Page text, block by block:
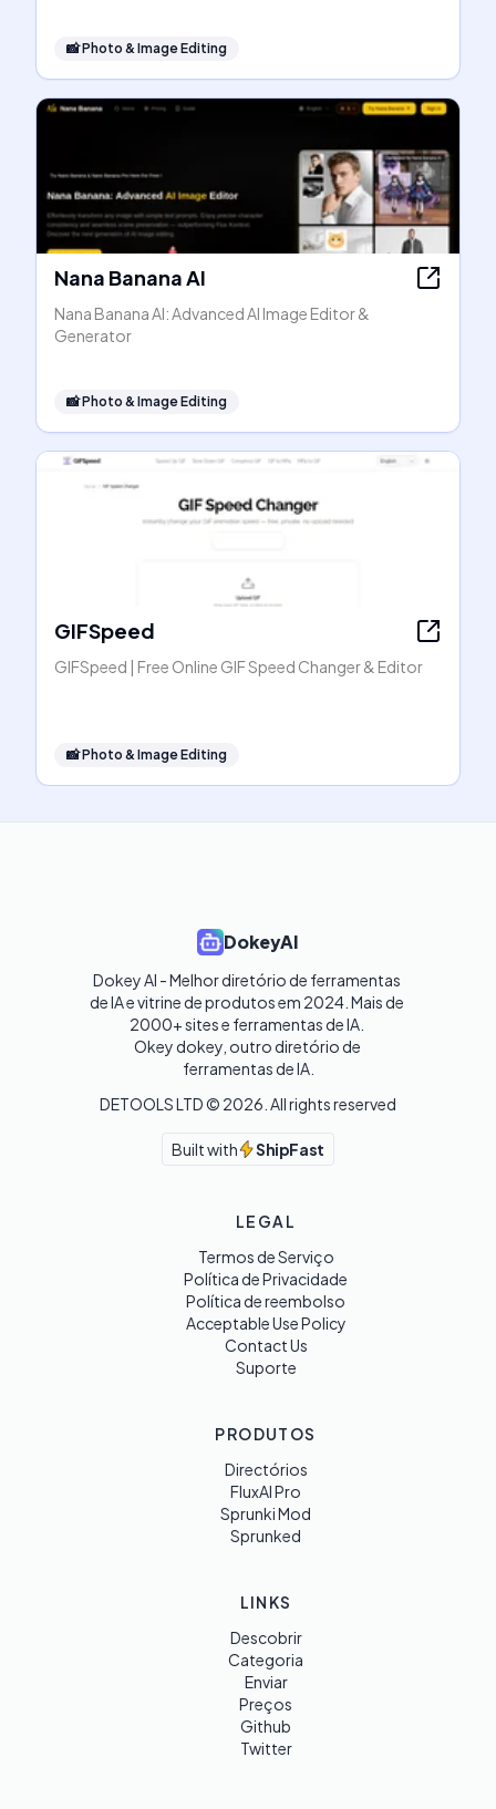
📸Photo & Image Editing
Nana Banana AI
Nana Banana AI: Advanced AI Image Editor &
Generator
📸Photo & Image Editing
GIFSpeed
GIFSpeed | Free Online GIF Speed Changer & Editor
📸Photo & Image Editing
DokeyAI
Dokey AI - Melhor diretório de ferramentas
de IA e vitrine de produtos em 2024. Mais de
2000+ sites e ferramentas de IA.
Okey dokey, outro diretório de
ferramentas de IA.
DETOOLS LTD © 2026 . All rights reserved
Built with ShipFast
LEGAL
Termos de Serviço
Política de Privacidade
Política de reembolso
Acceptable Use Policy
Contact Us
Suporte
PRODUTOS
Directórios
FluxAI Pro
Sprunki Mod
Sprunked
LINKS
Descobrir
Categoria
Enviar
Preços
Github
Twitter